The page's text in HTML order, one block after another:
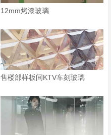
12mm烤漆玻璃
售楼部样板间KTV车刻玻璃